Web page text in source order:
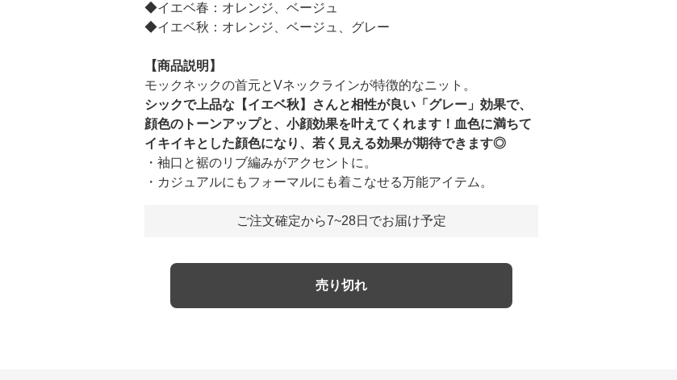
◆イエベ春：オレンジ、ベージュ
◆イエベ秋：オレンジ、ベージュ、グレー
【商品説明】
モックネックの首元とVネックラインが特徴的なニット。
シックで上品な【イエベ秋】さんと相性が良い「グレー」効果で、
顔色のトーンアップと、小顔効果を叶えてくれます！血色に満ちて
イキイキとした顔色になり、若く見える効果が期待できます◎
・袖口と裾のリブ編みがアクセントに。
・カジュアルにもフォーマルにも着こなせる万能アイテム。
ご注文確定から7~28日でお届け予定
売り切れ